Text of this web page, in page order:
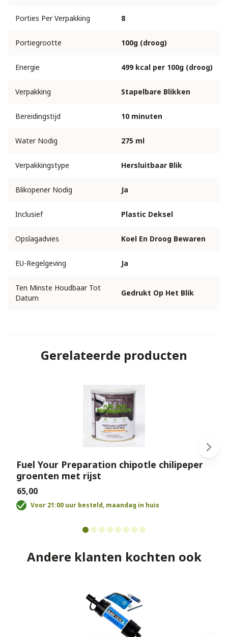
Porties Per Verpakking 8
Portiegrootte 100g (droog)
Energie 499 kcal per 100g (droog)
Verpakking Stapelbare Blikken
Bereidingstijd 10 minuten
Water Nodig 275 ml
Verpakkingstype Hersluitbaar Blik
Blikopener Nodig Ja
Inclusief Plastic Deksel
Opslagadvies Koel En Droog Bewaren
EU-Regelgeving Ja
Ten Minste Houdbaar Tot
Datum
Gedrukt Op Het Blik
Gerelateerde producten
Fuel Your Preparation chipotle chilipeper
groenten met rijst
€65,00
Voor 21:00 uur besteld, maandag in huis
Andere klanten kochten ook